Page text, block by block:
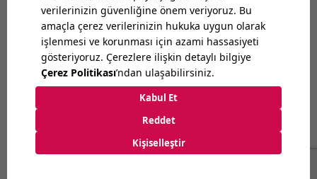
09:12 PM
9:30-18:30
Bilkent Cyberpark 1606. Cad.
Cyberplaza B Blok, No: 401 Ankara 06800
+90 312 265 07 35